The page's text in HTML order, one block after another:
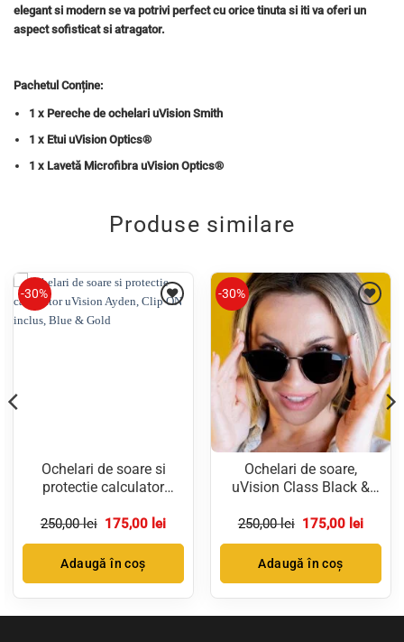
elegant si modern se va potrivi perfect cu orice tinuta si iti va oferi un
aspect sofisticat si atragator.
Pachetul Conține:
1 x Pereche de ochelari uVision Smith
1 x Etui uVision Optics®
1 x Lavetă Microfibra uVision Optics®
Produse similare
-30%
Ochelari de soare si
protectie calculator
inclus, Blue & Gold
250,00lei Prețul
fost:
175,00 leiPrețul
este:
Adaugă în coș
-30%
Ochelari de soare,
uVision Class Black &
Unisex
250,00lei Prețul
fost:
175,00 leiPrețul
este:
Adaugă în coș